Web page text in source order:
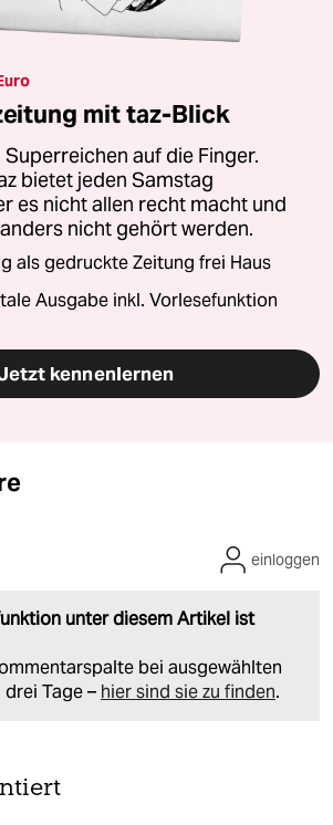
mit taz-Blick
auf die Finger.
bietet jeden Samstag
es nicht allen recht macht und
nicht gehört werden.
als gedruckte Zeitung frei Haus
Ausgabe inkl. Vorlesefunktion
kennenlernen
unter diesem Artikel ist
bei ausgewählten
Tage – hier sind sie zu finden.
einloggen